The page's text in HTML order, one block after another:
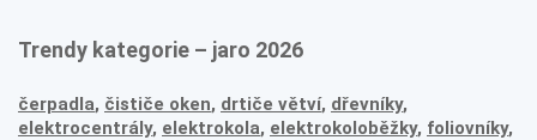
Trendy kategorie – jaro 2026
čerpadla, čističe oken, drtiče větví, dřevníky,
elektrocentrály, elektrokola, elektrokoloběžky, foliovníky,